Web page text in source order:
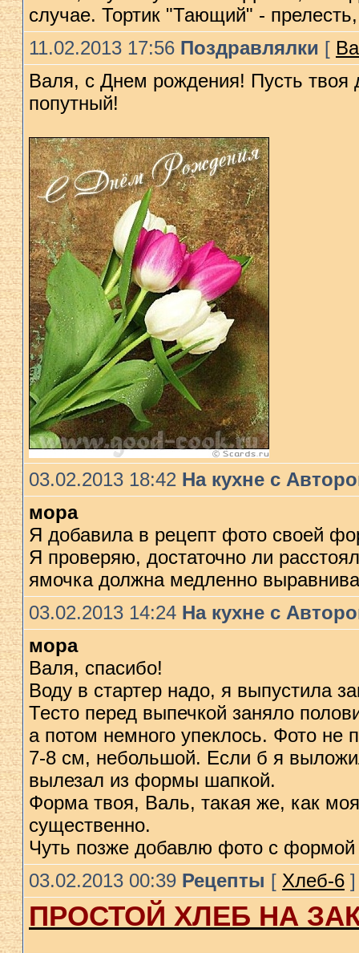
случае. Тортик "Тающий" -
11.02.2013 17:56 Поздравлялки [
Валя, с Днем рождения! Пусть твоя
попутный!
03.02.2013 18:42 На кухне с
мора
Я добавила в рецепт фото своей
Я проверяю, достаточно ли
ямочка должна медленно
03.02.2013 14:24 На кухне с
мора
Валя, спасибо!
Воду в стартер надо, я выпустила
Тесто перед выпечкой заняло
а потом немного упеклось. Фото
7-8 см, небольшой. Если б я
вылезал из формы шапкой.
Форма твоя, Валь, такая же, как
существенно.
Чуть позже добавлю фото с
03.02.2013 00:39 Рецепты [ Хлеб-6]
ПРОСТОЙ ХЛЕБ НА